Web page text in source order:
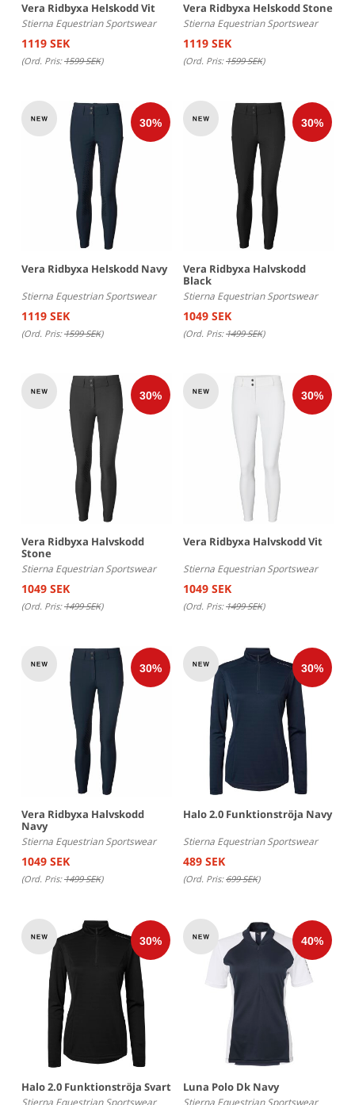
Vera Ridbyxa Helskodd Vit
Stierna Equestrian Sportswear
1119 SEK
(Ord. Pris:1599 SEK)
Vera Ridbyxa Helskodd Stone
Stierna Equestrian Sportswear
1119 SEK
(Ord. Pris:1599 SEK)
Vera Ridbyxa Helskodd Navy
Stierna Equestrian Sportswear
1119 SEK
(Ord. Pris:1599 SEK)
Vera Ridbyxa Halvskodd
Black
Stierna Equestrian Sportswear
1049 SEK
(Ord. Pris:1499 SEK)
Vera Ridbyxa Halvskodd
Stone
Stierna Equestrian Sportswear
1049 SEK
(Ord. Pris:1499 SEK)
Vera Ridbyxa Halvskodd Vit
Stierna Equestrian Sportswear
1049 SEK
(Ord. Pris:1499 SEK)
Vera Ridbyxa Halvskodd
Navy
Stierna Equestrian Sportswear
1049 SEK
(Ord. Pris:1499 SEK)
Halo 2.0 Funktionströja Navy
Stierna Equestrian Sportswear
489 SEK
(Ord. Pris:699 SEK)
Halo 2.0 Funktionströja Svart Luna Polo Dk Navy